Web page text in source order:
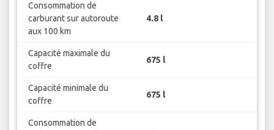
Consommation de
carburant sur autoroute
aux 100 km
4.8 l
Capacité maximale du
coffre
675 l
Capacité minimale du
coffre
675 l
Consommation de